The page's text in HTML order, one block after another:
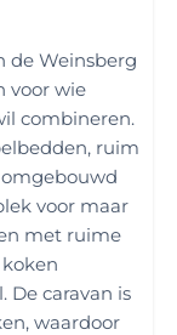
de Weinsberg
voor wie
combineren.
ruim
voor maar
met ruime
De caravan is
waardoor